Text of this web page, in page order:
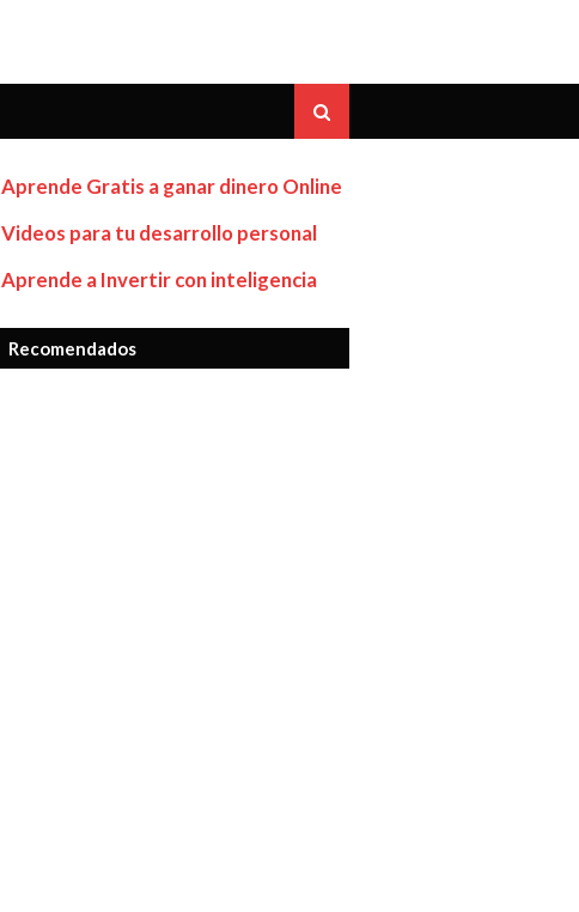
Aprende Gratis a ganar dinero Online
Videos para tu desarrollo personal
Aprende a Invertir con inteligencia
Recomendados